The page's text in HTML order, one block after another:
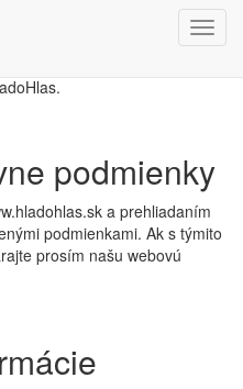
podmienky
a prehliadaním
podmienkami. Ak s týmito
prosím našu webovú